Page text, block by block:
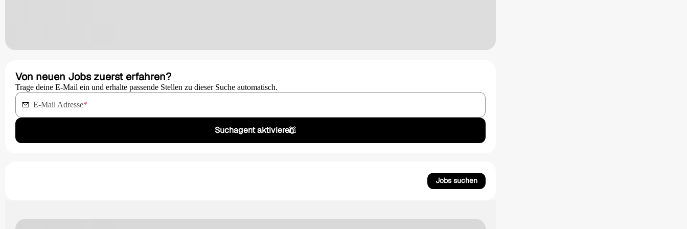
Von neuen Jobs zuerst erfahren?
Trage deine E-Mail ein und erhalte passende Stellen zu dieser Suche automatisch.
E-Mail Adresse*
Suchagent aktivieren
Jobs suchen